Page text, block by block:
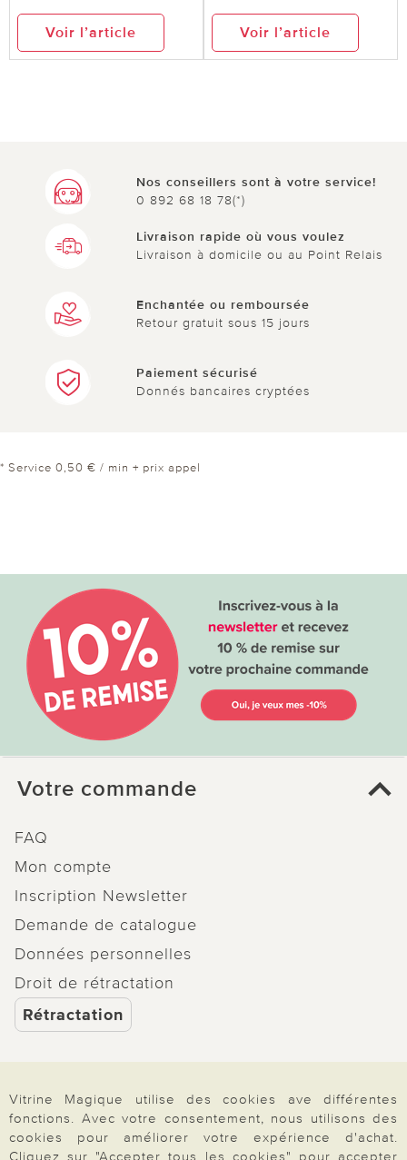
Voir l’article Voir l’article
Nos conseillers sont à votre service!
0 892 68 18 78(*)
Livraison rapide où vous voulez
Livraison à domicile ou au Point Relais
Enchantée ou remboursée
Retour gratuit sous 15 jours
Paiement sécurisé
Donnés bancaires cryptées
* Service 0,50 € / min + prix appel
Votre commande
FAQ
Mon compte
Inscription Newsletter
Demande de catalogue
Données personnelles
Droit de rétractation
Rétractation
Paiement & Livraison
Vitrine Magique utilise des cookies ave différentes
fonctions. Avec votre consentement, nous utilisons des
cookies pour améliorer votre expérience d'achat.
Cliquez sur "Accepter tous les cookies" pour accepter